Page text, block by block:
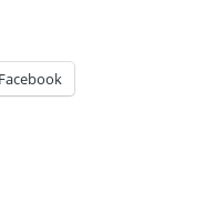
Facebook